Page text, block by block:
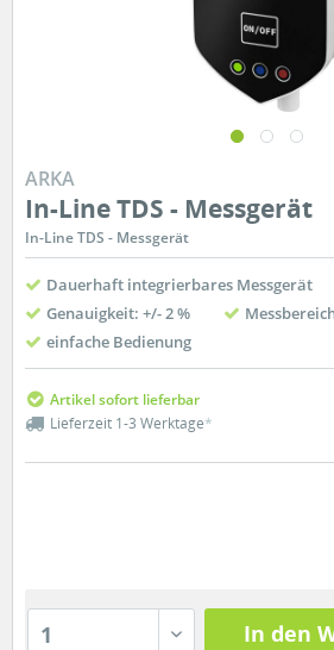
ARKA
In-Line TDS - Messgerät
In-Line TDS - Messgerät
Dauerhaft integrierbares Messgerät
Genauigkeit: +/- 2 %
einfache Bedienung
Artikel sofort lieferbar
Lieferzeit 1-3 Werktage*
1 In den